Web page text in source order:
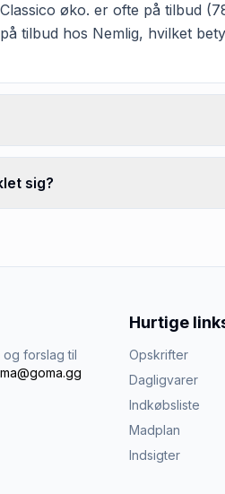
øko. er ofte på tilbud
tilbud hos Nemlig, hvilket
sig?
forslag til
Hurtige
Opskrifter
Dagligvarer
Indkøbsliste
Madplan
Indsigter